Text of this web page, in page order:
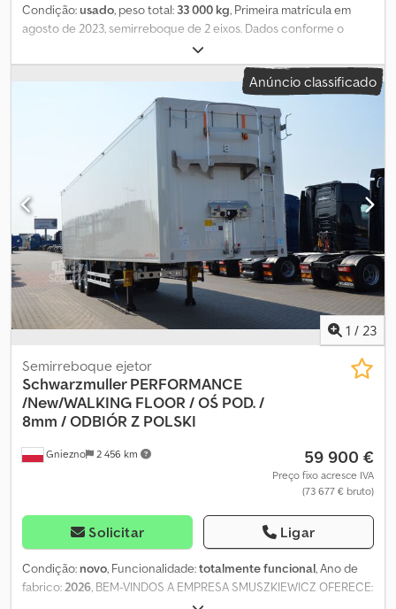
Condição:usado, peso total: 33 000 kg, Primeira matrícula em
agosto de 2023, semirreboque de 2 eixos. Dados conforme o
livrete do veículo. Dsdpfx Afszgcilj Uokr
Anúncio classificado
1 / 23
Gniezno 2 456 km
Semirreboque ejetor
Schwarzmuller PERFORMANCE
/New/WALKING FLOOR / OŚ POD. /
8mm / ODBIÓR Z POLSKI
59 900 €
Preço fixo acresce IVA
(73 677 € bruto)
Solicitar Ligar
Condição: novo, Funcionalidade:totalmente funcional, Ano de
fabrico:2026, BEM-VINDOS A EMPRESA SMUSZKIEWICZ OFERECE:
Novo semirreboque Schwarzmüller PERFORMANCE PISO MÓVEL -